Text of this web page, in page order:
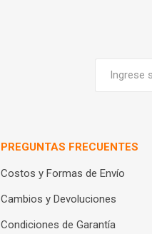
PREGUNTAS FRECUENTES
Costos y Formas de Envío
Cambios y Devoluciones
Condiciones de Garantía